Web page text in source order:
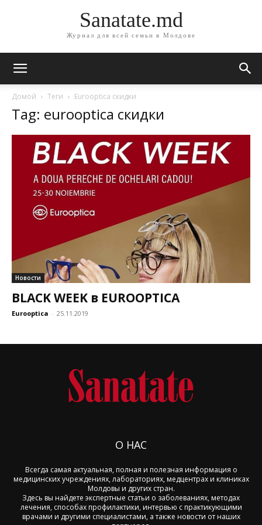
Sanatate.md
Журнал для всей семьи в Молдове
Домой Теги Eurooptica скидки
Tag: eurooptica скидки
Новости
BLACK WEEK в EUROOPTICA
Eurooptica - 25.11.2019
О НАС
Всегда самая актуальная, полная и полезная информация о
медицинских учреждениях, лабораториях, медцентрах и клиниках
Молдовы и других стран.
Здесь вы найдете экспертные статьи о заболеваниях, методах
лечения, способах профилактики, интервью с практикующими
врачами и другими специалистами, а также новости от наших